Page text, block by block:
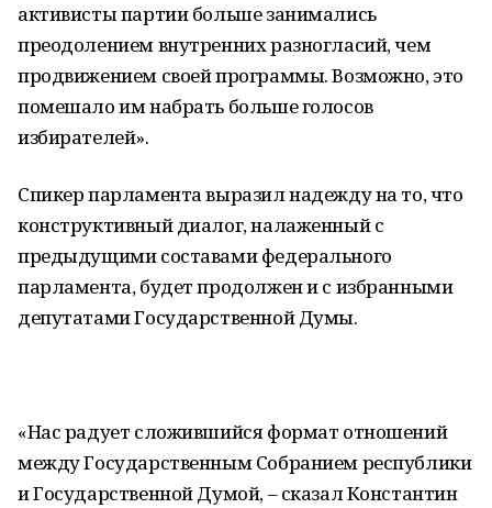
активисты партии больше занимались
преодолением внутренних разногласий, чем
продвижением своей программы. Возможно, это
помешало им набрать больше голосов
избирателей».
Спикер парламента выразил надежду на то, что
конструктивный диалог, налаженный с
предыдущими составами федерального
парламента, будет продолжен и с избранными
депутатами Государственной Думы.
«Нас радует сложившийся формат отношений
между Государственным Собранием республики
и Государственной Думой, – сказал Константин